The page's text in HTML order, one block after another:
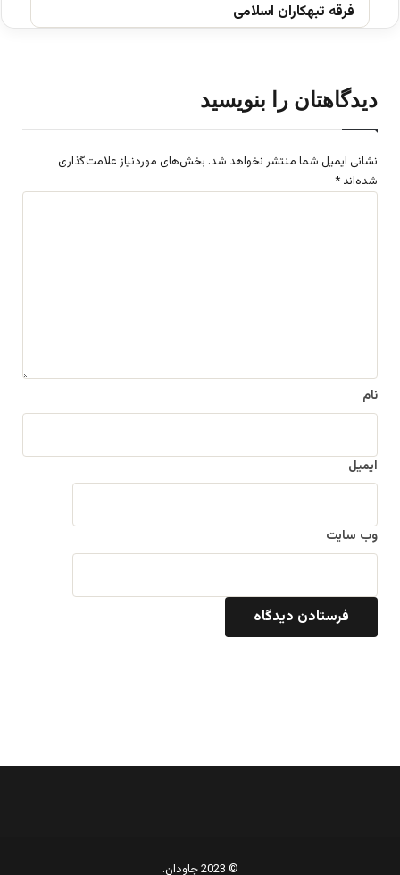
فرقه تبهکاران اسلامی
دیدگاهتان را بنویسید
نشانی ایمیل شما منتشر نخواهد شد. بخش‌های موردنیاز علامت‌گذاری
شده‌اند *
نام
ایمیل
وب‌ سایت
© 2023 جاودان.